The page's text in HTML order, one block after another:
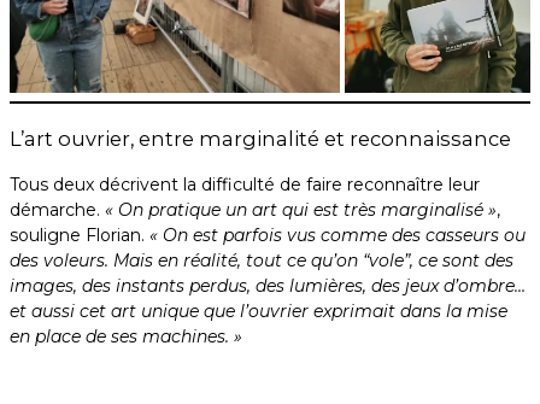
L’art ouvrier, entre marginalité et reconnaissance
Tous deux décrivent la difficulté de faire reconnaître leur
démarche. « On pratique un art qui est très marginalisé »,
souligne Florian. « On est parfois vus comme des casseurs ou
des voleurs. Mais en réalité, tout ce qu’on “vole”, ce sont des
images, des instants perdus, des lumières, des jeux d’ombre…
et aussi cet art unique que l’ouvrier exprimait dans la mise
en place de ses machines. »